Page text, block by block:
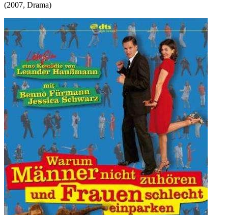
(2007, Drama)